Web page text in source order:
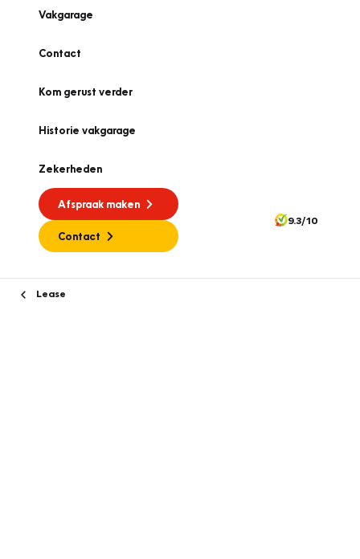
Vakgarage
Contact
Kom gerust verder
Historie vakgarage
Zekerheden
Afspraak maken
Contact
9.3/10
Lease